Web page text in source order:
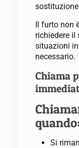
Il furto non
richiedere il
situazioni
necessario.
Chiama
Si